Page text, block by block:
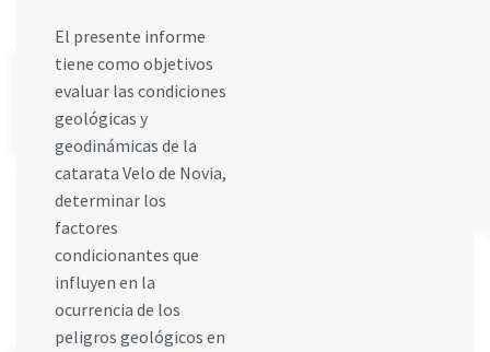
El presente informe
tiene como objetivos
evaluar las condiciones
geológicas y
geodinámicas de la
catarata Velo de Novia,
determinar los
factores
condicionantes que
influyen en la
ocurrencia de los
peligros geológicos en